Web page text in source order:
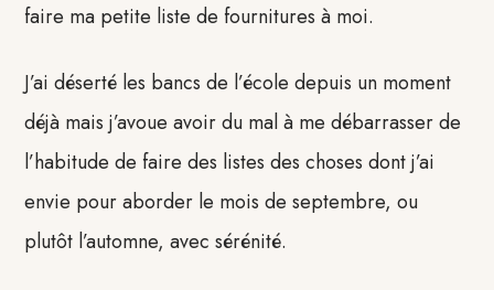
faire ma petite liste de fournitures à moi.
J’ai déserté les bancs de l’école depuis un moment
déjà mais j’avoue avoir du mal à me débarrasser de
l’habitude de faire des listes des choses dont j’ai
envie pour aborder le mois de septembre, ou
plutôt l’automne, avec sérénité.